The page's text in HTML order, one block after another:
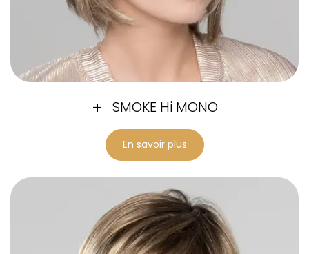
SMOKE Hi MONO
En savoir plus